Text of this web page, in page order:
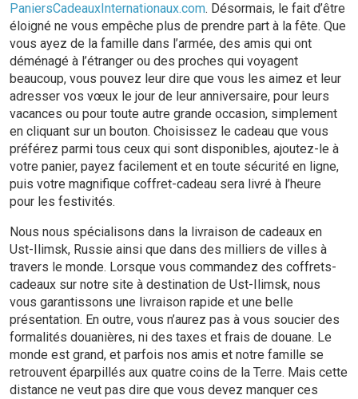
PaniersCadeauxInternationaux.com. Désormais, le fait d’être
éloigné ne vous empêche plus de prendre part à la fête. Que
vous ayez de la famille dans l’armée, des amis qui ont
déménagé à l’étranger ou des proches qui voyagent
beaucoup, vous pouvez leur dire que vous les aimez et leur
adresser vos vœux le jour de leur anniversaire, pour leurs
vacances ou pour toute autre grande occasion, simplement
en cliquant sur un bouton. Choisissez le cadeau que vous
préférez parmi tous ceux qui sont disponibles, ajoutez-le à
votre panier, payez facilement et en toute sécurité en ligne,
puis votre magnifique coffret-cadeau sera livré à l’heure
pour les festivités.
Nous nous spécialisons dans la livraison de cadeaux en
Ust-Ilimsk, Russie ainsi que dans des milliers de villes à
travers le monde. Lorsque vous commandez des coffrets-
cadeaux sur notre site à destination de Ust-Ilimsk, nous
vous garantissons une livraison rapide et une belle
présentation. En outre, vous n’aurez pas à vous soucier des
formalités douanières, ni des taxes et frais de douane. Le
monde est grand, et parfois nos amis et notre famille se
retrouvent éparpillés aux quatre coins de la Terre. Mais cette
distance ne veut pas dire que vous devez manquer ces